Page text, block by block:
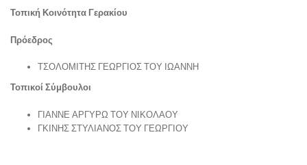
Τοπική Κοινότητα Γερακίου
Πρόεδρος
ΤΣΟΛΟΜΙΤΗΣ ΓΕΩΡΓΙΟΣ ΤΟΥ ΙΩΑΝΝΗ
Τοπικοί Σύμβουλοι
ΓΙΑΝΝΕ ΑΡΓΥΡΩ ΤΟΥ ΝΙΚΟΛΑΟΥ
ΓΚΙΝΗΣ ΣΤΥΛΙΑΝΟΣ ΤΟΥ ΓΕΩΡΓΙΟΥ